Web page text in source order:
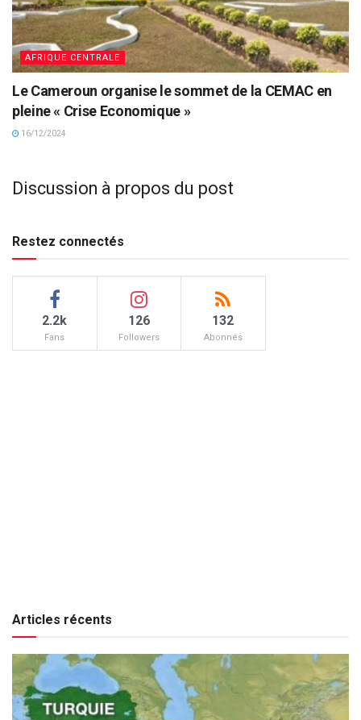
AFRIQUE CENTRALE
Le Cameroun organise le sommet de la CEMAC en
pleine « Crise Economique »
16/12/2024
Discussion à propos du post
Restez connectés
2.2k
Fans
126
Followers
132
Abonnés
Articles récents